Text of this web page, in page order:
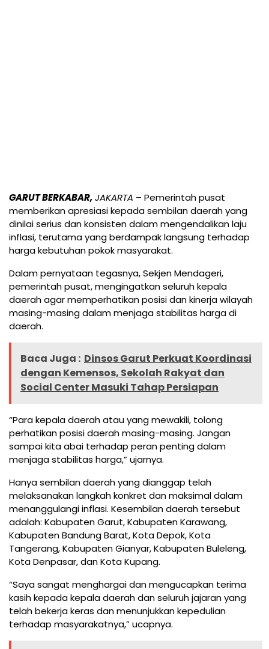
GARUT BERKABAR,JAKARTA – Pemerintah pusat
memberikan apresiasi kepada sembilan daerah yang
dinilai serius dan konsisten dalam mengendalikan laju
inflasi, terutama yang berdampak langsung terhadap
harga kebutuhan pokok masyarakat.
Dalam pernyataan tegasnya, Sekjen Mendageri,
pemerintah pusat, mengingatkan seluruh kepala
daerah agar memperhatikan posisi dan kinerja wilayah
masing-masing dalam menjaga stabilitas harga di
daerah.
Baca Juga : Dinsos Garut Perkuat Koordinasi
dengan Kemensos, Sekolah Rakyat dan
Social Center Masuki Tahap Persiapan
“Para kepala daerah atau yang mewakili, tolong
perhatikan posisi daerah masing-masing. Jangan
sampai kita abai terhadap peran penting dalam
menjaga stabilitas harga,” ujarnya.
Hanya sembilan daerah yang dianggap telah
melaksanakan langkah konkret dan maksimal dalam
menanggulangi inflasi. Kesembilan daerah tersebut
adalah: Kabupaten Garut, Kabupaten Karawang,
Kabupaten Bandung Barat, Kota Depok, Kota
Tangerang, Kabupaten Gianyar, Kabupaten Buleleng,
Kota Denpasar, dan Kota Kupang.
“Saya sangat menghargai dan mengucapkan terima
kasih kepada kepala daerah dan seluruh jajaran yang
telah bekerja keras dan menunjukkan kepedulian
terhadap masyarakatnya,” ucapnya.